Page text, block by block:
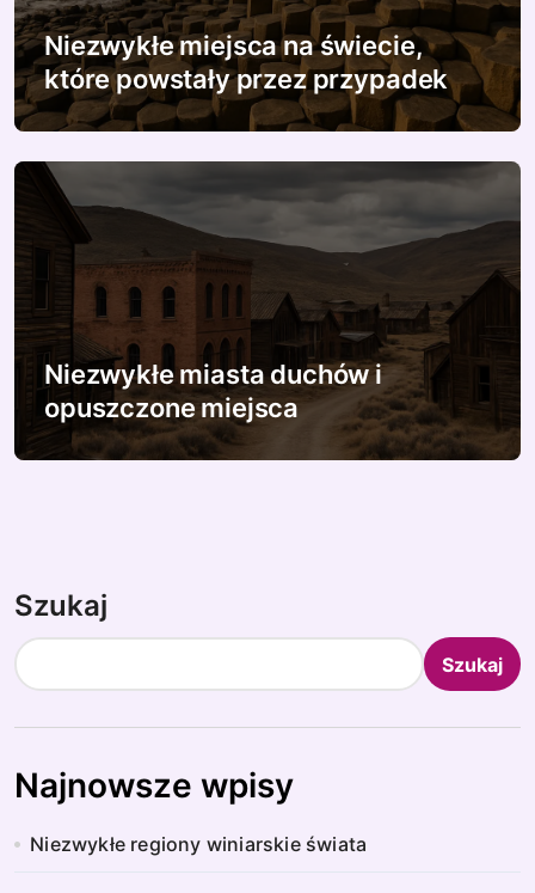
Niezwykłe miejsca na świecie,
które powstały przez przypadek
Niezwykłe miasta duchów i
opuszczone miejsca
Szukaj
Szukaj
Najnowsze wpisy
Niezwykłe regiony winiarskie świata